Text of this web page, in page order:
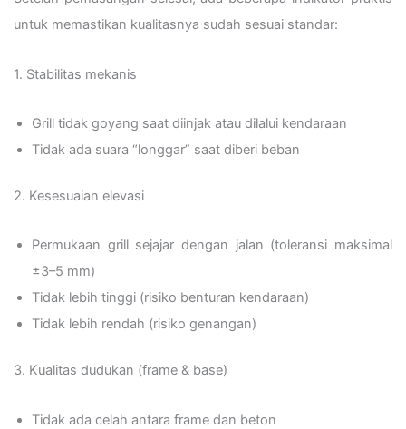
untuk memastikan kualitasnya sudah sesuai standar:
1. Stabilitas mekanis
Grill tidak goyang saat diinjak atau dilalui kendaraan
Tidak ada suara “longgar” saat diberi beban
2. Kesesuaian elevasi
Permukaan grill sejajar dengan jalan (toleransi maksimal
±3–5 mm)
Tidak lebih tinggi (risiko benturan kendaraan)
Tidak lebih rendah (risiko genangan)
3. Kualitas dudukan (frame & base)
Tidak ada celah antara frame dan beton